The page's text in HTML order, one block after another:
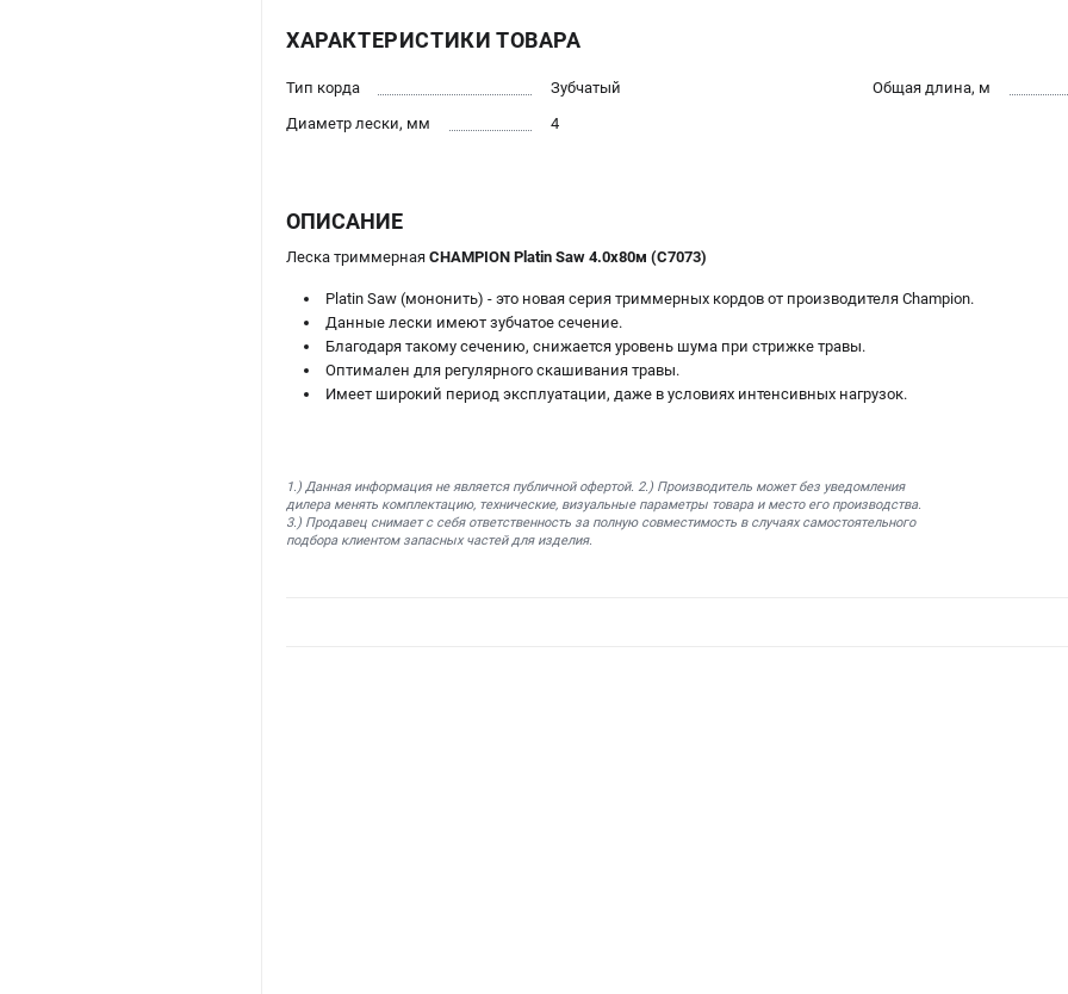
ХАРАКТЕРИСТИКИ ТОВАРА
Тип корда
Зубчатый
Диаметр лески, мм
4
Общая длина, м
ОПИСАНИЕ
Леска триммерная CHAMPION Platin Saw 4.0х80м (C7073)
Platin Saw (мононить) - это новая серия триммерных кордов от производителя Champion.
Данные лески имеют зубчатое сечение.
Благодаря такому сечению, снижается уровень шума при стрижке травы.
Оптимален для регулярного скашивания травы.
Имеет широкий период эксплуатации, даже в условиях интенсивных нагрузок.
1.) Данная информация не является публичной офертой. 2.) Производитель может без уведомления
дилера менять комплектацию, технические, визуальные параметры товара и место его производства.
3.) Продавец снимает с себя ответственность за полную совместимость в случаях самостоятельного
подбора клиентом запасных частей для изделия.